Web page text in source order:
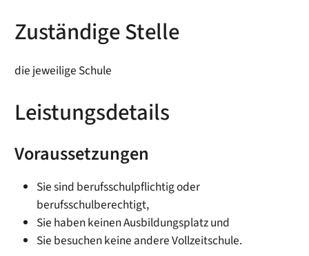
Zuständige Stelle
die jeweilige Schule
Leistungsdetails
Voraussetzungen
Sie sind berufsschulpflichtig oder
berufsschulberechtigt,
Sie haben keinen Ausbildungsplatz und
Sie besuchen keine andere Vollzeitschule.